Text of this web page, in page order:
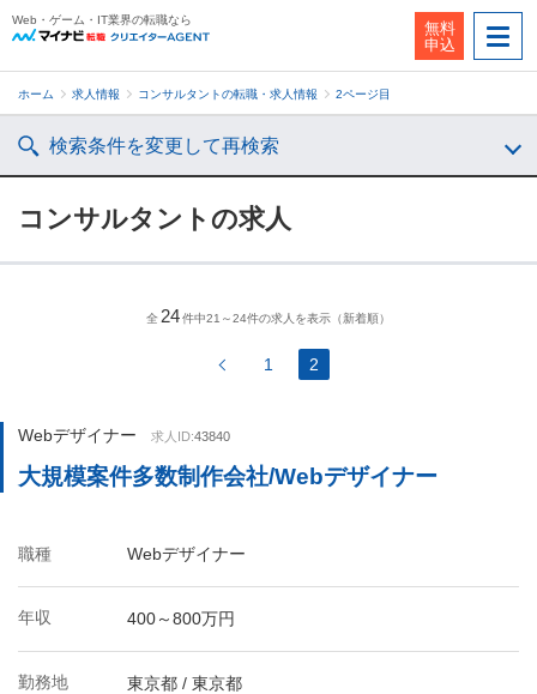
Web・ゲーム・IT業界の転職なら
無料
申込
ホーム 求人情報 コンサルタントの転職・求人情報 2ページ目
検索条件を変更して再検索
コンサルタントの求人
全 24件中21～24件の求人を表示（新着順）
1 2
Webデザイナー 求人ID:43840
大規模案件多数制作会社/Webデザイナー
職種 Webデザイナー
年収 400～800万円
勤務地 東京都 / 東京都